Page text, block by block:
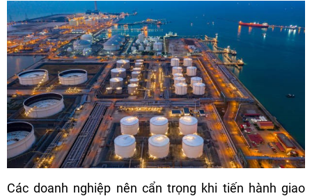
Các doanh nghiệp nên cẩn trọng khi tiến hành giao